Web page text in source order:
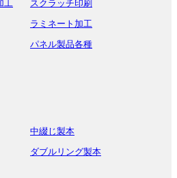
スクラッチ印刷
ラミネート加工
パネル製品各種
中綴じ製本
ダブルリング製本